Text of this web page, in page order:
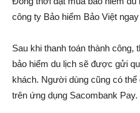
công ty Bảo hiểm Bảo Việt
Sau khi thanh toán thành công,
bảo hiểm du lịch sẽ được gửi
khách. Người dùng cũng có
trên ứng dụng Sacombank Pay.